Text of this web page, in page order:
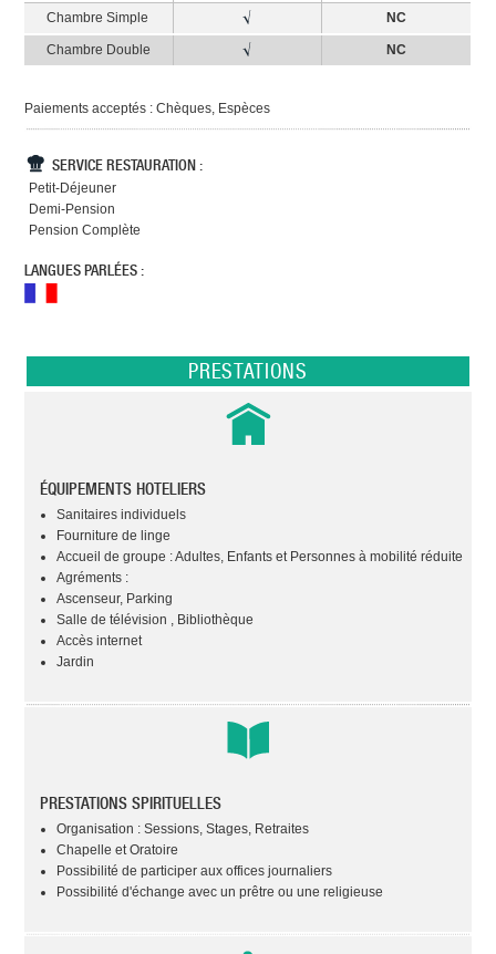
Chambre Simple
NC
Chambre Double NC
Paiements acceptés : Chèques, Espèces
SERVICE RESTAURATION :
Petit-Déjeuner
Demi-Pension
Pension Complète
LANGUES PARLÉES :
PRESTATIONS
ÉQUIPEMENTS HOTELIERS
Sanitaires individuels
Fourniture de linge
Accueil de groupe : Adultes, Enfants et Personnes à mobilité réduite
Agréments :
Ascenseur, Parking
Salle de télévision , Bibliothèque
Accès internet
Jardin
PRESTATIONS SPIRITUELLES
Organisation : Sessions, Stages, Retraites
Chapelle et Oratoire
Possibilité de participer aux offices journaliers
Possibilité d'échange avec un prêtre ou une religieuse